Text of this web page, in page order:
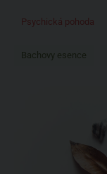
Psychická pohoda
Bachovy esence